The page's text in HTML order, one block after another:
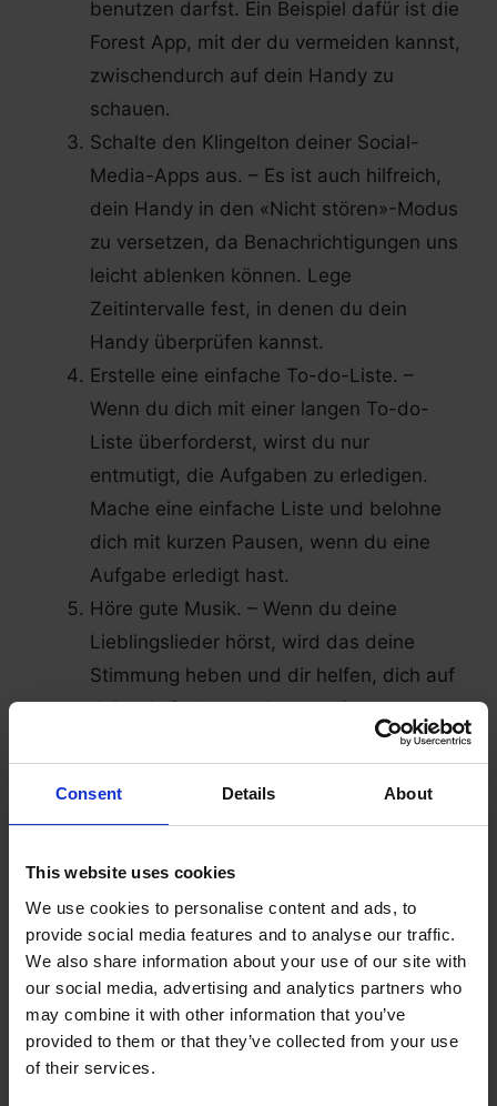
Consent Details About
This website uses cookies
We use cookies to personalise content and ads, to
provide social media features and to analyse our traffic.
We also share information about your use of our site with
our social media, advertising and analytics partners who
may combine it with other information that you’ve
provided to them or that they’ve collected from your use
of their services.
benutzen darfst. Ein Beispiel dafür ist die
Forest App, mit der du vermeiden kannst,
zwischendurch auf dein Handy zu
schauen.
Schalte den Klingelton deiner Social-
Media-Apps aus. – Es ist auch hilfreich,
dein Handy in den «Nicht stören»-Modus
zu versetzen, da Benachrichtigungen uns
leicht ablenken können. Lege
Zeitintervalle fest, in denen du dein
Handy überprüfen kannst.
Erstelle eine einfache To-do-Liste. –
Wenn du dich mit einer langen To-do-
Liste überforderst, wirst du nur
entmutigt, die Aufgaben zu erledigen.
Mache eine einfache Liste und belohne
dich mit kurzen Pausen, wenn du eine
Aufgabe erledigt hast.
Höre gute Musik. – Wenn du deine
Lieblingslieder hörst, wird das deine
Stimmung heben und dir helfen, dich auf
deine Aufgaben zu konzentrieren.
Erstelle einen Zeitplan und halte
dich daran
zu scheitern». Planung ist optimal, um deine
Produktivität bei der Arbeit zu Hause zu
maximieren.
Wenn du dich an deinen Zeitplan hältst, hat das
viele Vorteile: